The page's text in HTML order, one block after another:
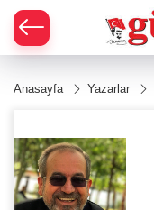
Anasayfa Yazarlar